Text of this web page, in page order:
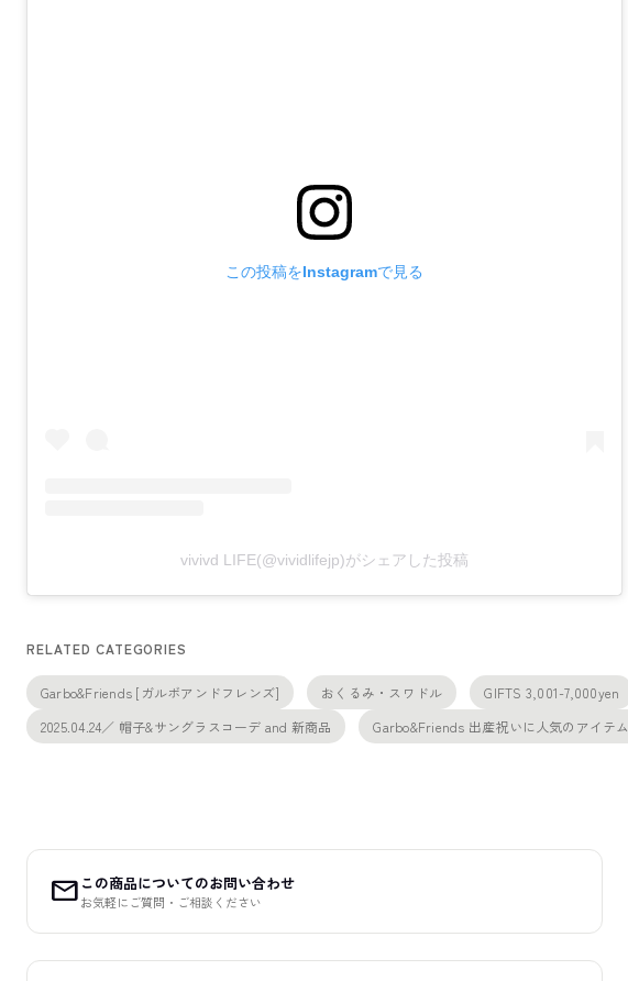
この投稿をInstagramで見る
vivivd LIFE(@vividlifejp)がシェアした投稿
RELATED CATEGORIES
Garbo&Friends [ガルボアンドフレンズ] おくるみ・スワドル GIFTS 3,001-7,000yen
2025.04.24／ 帽子&サングラスコーデ and 新商品
Garbo&Friends 出産祝いに人気のアイテム
mail この商品についてのお問い合わせ
お気軽にご質問・ご相談ください